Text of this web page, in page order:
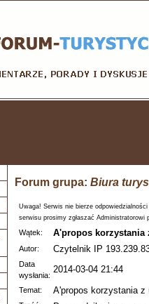
Forum grupa: Biura
Uwaga! Serwis nie bierze
serwisu prosimy zgłaszać Administratorowi
Wątek: A'propos korzystania
Autor: Czytelnik IP
Data
wysłania:
2014-03-04 21:44
Temat: A'propos korzystania z